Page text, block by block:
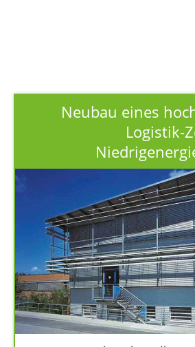
Neubau eines
Logistik-